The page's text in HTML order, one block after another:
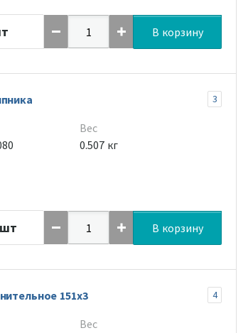
В корзину
3
Вес
0.507 кг
В корзину
151х3 4
Вес